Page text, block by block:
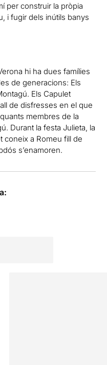
per construir la pròpia
i fugir dels inútils banys
hi ha dues famílies
de generacions: Els
Els Capulet
de disfresses en el que
membres de la
Durant la festa Julieta, la
coneix a Romeu fill de
s’enamoren.